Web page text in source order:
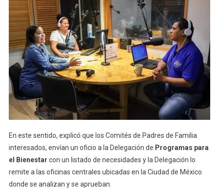
En este sentido, explicó que los Comités de Padres de Familia
interesados, envían un oficio a la Delegación de Programas para
el Bienestar con un listado de necesidades y la Delegación lo
remite a las oficinas centrales ubicadas en la Ciudad de México
donde se analizan y se aprueban.